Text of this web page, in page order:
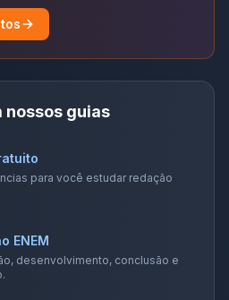
nossos guias
para você estudar redação
ENEM
desenvolvimento, conclusão e